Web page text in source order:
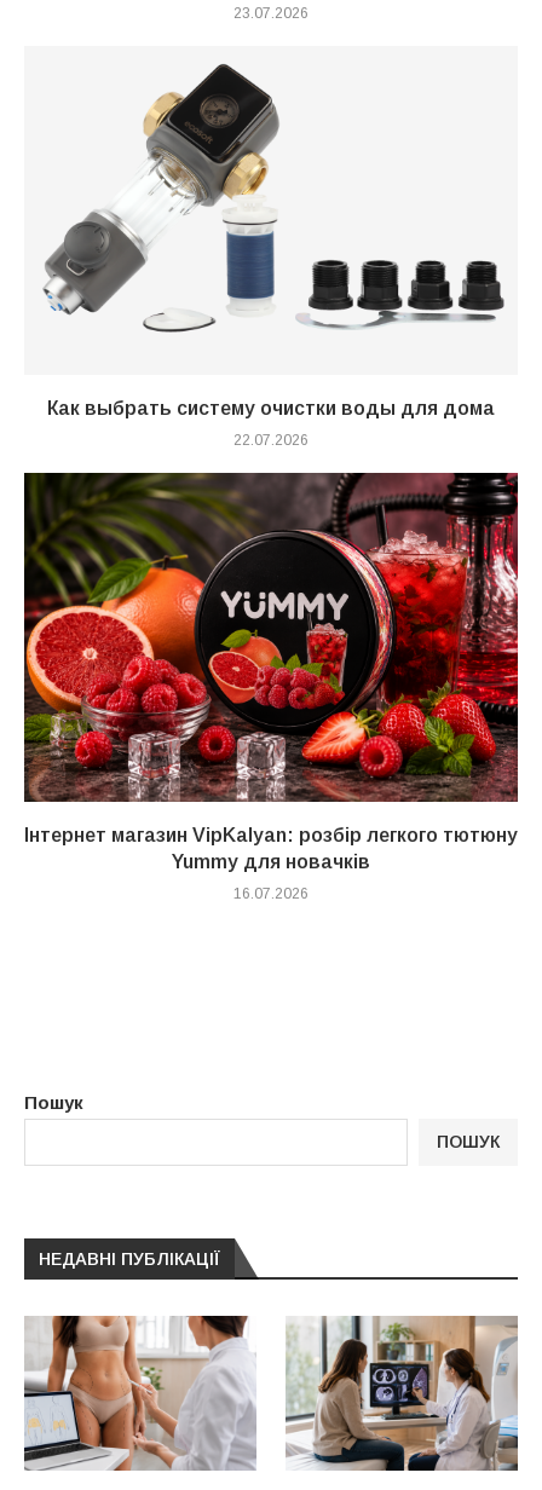
23.07.2026
Как выбрать систему очистки воды для дома
22.07.2026
Інтернет магазин VipKalyan: розбір легкого тютюну
Yummy для новачків
16.07.2026
Пошук
ПОШУК
НЕДАВНІ ПУБЛІКАЦІЇ